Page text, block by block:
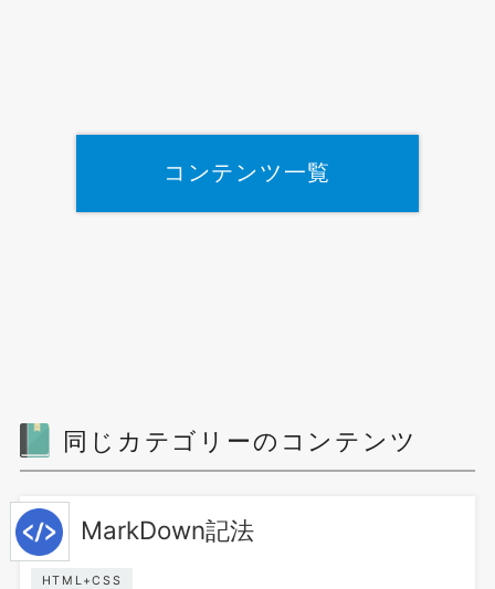
コンテンツ一覧
同じカテゴリーのコンテンツ
MarkDown記法
HTML+CSS